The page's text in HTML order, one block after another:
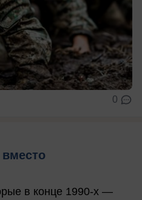
0
в конце 1990-х —